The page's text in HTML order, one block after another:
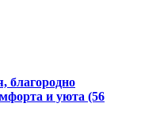
благородно
и уюта (56